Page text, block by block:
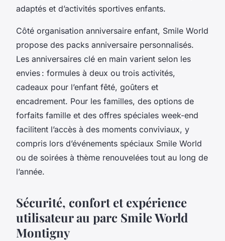
adaptés et d’activités sportives enfants.
Côté organisation anniversaire enfant, Smile World
propose des packs anniversaire personnalisés.
Les anniversaires clé en main varient selon les
envies : formules à deux ou trois activités,
cadeaux pour l’enfant fêté, goûters et
encadrement. Pour les familles, des options de
forfaits famille et des offres spéciales week-end
facilitent l’accès à des moments conviviaux, y
compris lors d’événements spéciaux Smile World
ou de soirées à thème renouvelées tout au long de
l’année.
Sécurité, confort et expérience
utilisateur au parc Smile World
Montigny